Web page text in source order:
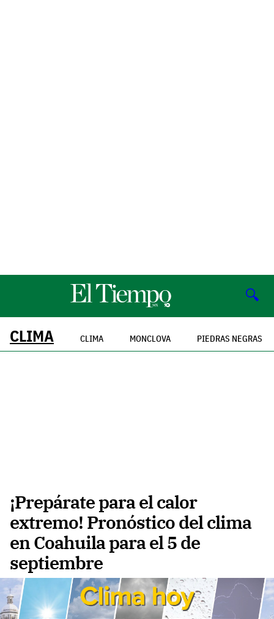
🔍
CLIMA CLIMA MONCLOVA PIEDRAS NEGRAS
¡Prepárate para el calor
extremo! Pronóstico del clima
en Coahuila para el 5 de
septiembre